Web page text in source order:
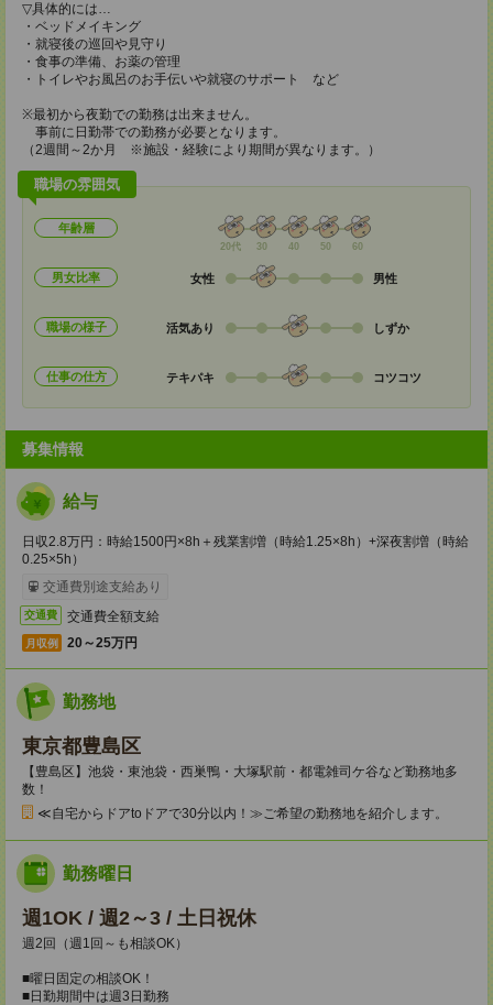
▽具体的には…
・ベッドメイキング
・就寝後の巡回や見守り
・食事の準備、お薬の管理
・トイレやお風呂のお手伝いや就寝のサポート など
※最初から夜勤での勤務は出来ません。
事前に日勤帯での勤務が必要となります。
（2週間～2か月 ※施設・経験により期間が異なります。）
職場の雰囲気
年齢層
20代 30 40 50 60
男女比率 女性 男性
職場の様子 活気あり しずか
仕事の仕方 テキパキ コツコツ
募集情報
給与
日収2.8万円：時給1500円×8h＋残業割増（時給1.25×8h）+深夜割増（時給
0.25×5h）
交通費別途支給あり
交通費 交通費全額支給
月収例 20～25万円
勤務地
東京都豊島区
【豊島区】池袋・東池袋・西巣鴨・大塚駅前・都電雑司ケ谷など勤務地多
数！
≪自宅からドアtoドアで30分以内！≫ご希望の勤務地を紹介します。
勤務曜日
週1OK / 週2～3 / 土日祝休
週2回（週1回～も相談OK）
■曜日固定の相談OK！
■日勤期間中は週3日勤務